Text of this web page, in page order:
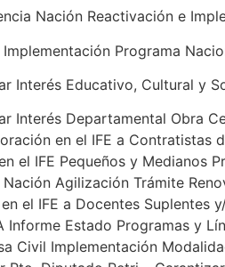
Nación Reactivación e
Programa
Interés Educativo, Cultural y
Interés Departamental Obra
en el IFE a Contratistas
el IFE Pequeños y Medianos
Agilización Trámite
el IFE a Docentes Suplentes
Informe Estado Programas y
Civil Implementación